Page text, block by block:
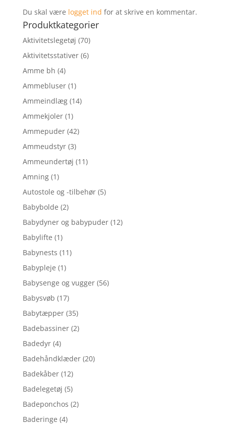
Du skal være logget ind for at skrive en kommentar.
Produktkategorier
Aktivitetslegetøj (70)
Aktivitetsstativer (6)
Amme bh (4)
Ammebluser (1)
Ammeindlæg (14)
Ammekjoler (1)
Ammepuder (42)
Ammeudstyr (3)
Ammeundertøj (11)
Amning (1)
Autostole og -tilbehør (5)
Babybolde (2)
Babydyner og babypuder (12)
Babylifte (1)
Babynests (11)
Babypleje (1)
Babysenge og vugger (56)
Babysvøb (17)
Babytæpper (35)
Badebassiner (2)
Badedyr (4)
Badehåndklæder (20)
Badekåber (12)
Badelegetøj (5)
Badeponchos (2)
Baderinge (4)